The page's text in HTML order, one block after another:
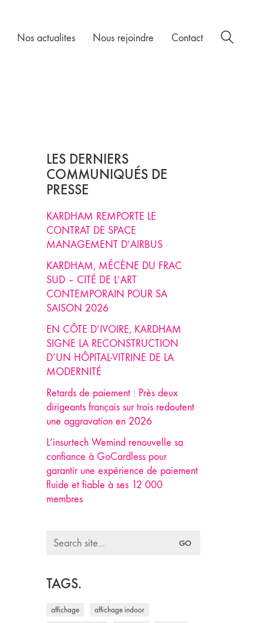
Nos actualites Nous rejoindre Contact
LES DERNIERS
COMMUNIQUÉS DE
PRESSE
KARDHAM REMPORTE LE
CONTRAT DE SPACE
MANAGEMENT D’AIRBUS
KARDHAM, MÉCÈNE DU FRAC
SUD – CITÉ DE L’ART
CONTEMPORAIN POUR SA
SAISON 2026
EN CÔTE D’IVOIRE, KARDHAM
SIGNE LA RECONSTRUCTION
D’UN HÔPITAL-VITRINE DE LA
MODERNITÉ
Retards de paiement : Près deux
dirigeants français sur trois redoutent
une aggravation en 2026
L’insurtech Wemind renouvelle sa
confiance à GoCardless pour
garantir une expérience de paiement
fluide et fiable à ses 12 000
membres
Search
TAGS.
affichage affichage indoor